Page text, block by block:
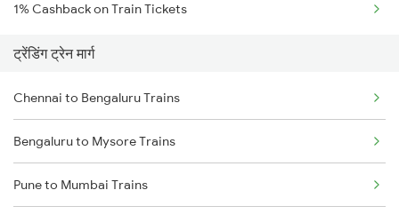
1% Cashback on Train Tickets
ट्रेंडिंग ट्रेन मार्ग
Chennai to Bengaluru Trains
Bengaluru to Mysore Trains
Pune to Mumbai Trains